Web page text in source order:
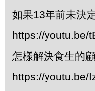
如果13年前未決
https://youtu.be/
怎樣解決食生的
https://youtu.be/